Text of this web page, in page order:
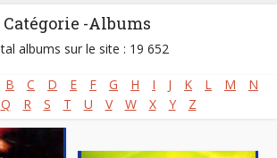
Catégorie -Albums
albums sur le site : 19 652
B C D E F G H I J K L M
N
Q R S T U V W X Y Z